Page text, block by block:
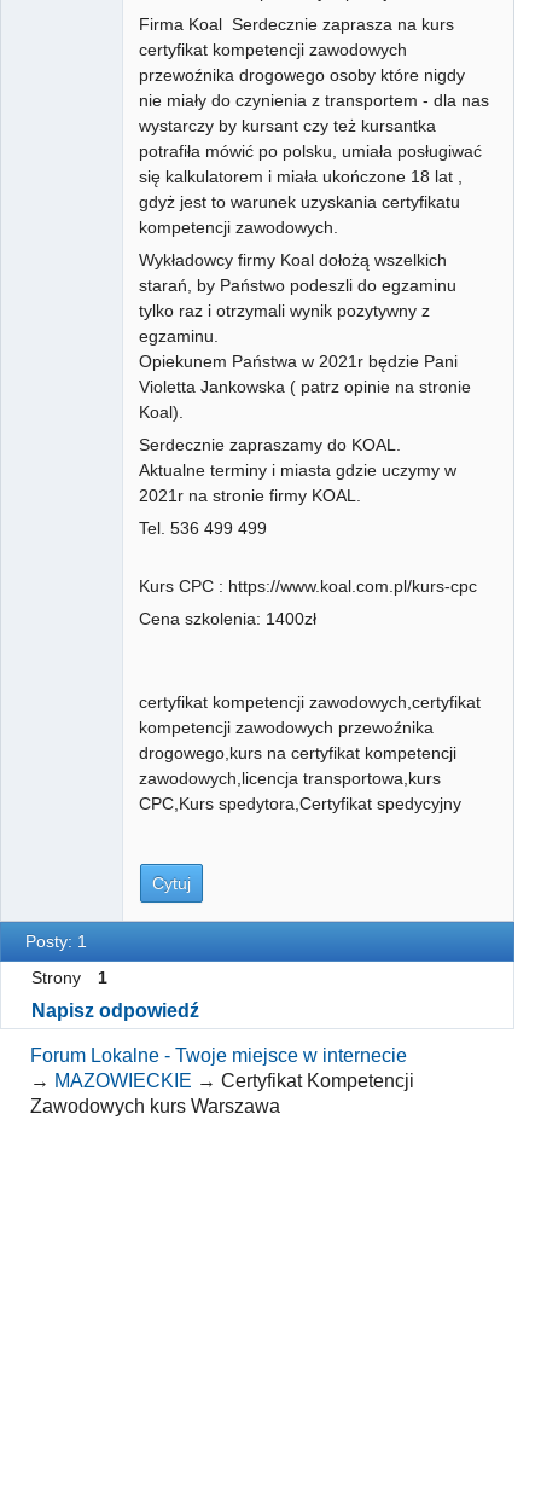
Firma Koal Serdecznie zaprasza na kurs
certyfikat kompetencji zawodowych
przewoźnika drogowego osoby które nigdy
nie miały do czynienia z transportem - dla nas
wystarczy by kursant czy też kursantka
potrafiła mówić po polsku, umiała posługiwać
się kalkulatorem i miała ukończone 18 lat ,
gdyż jest to warunek uzyskania certyfikatu
kompetencji zawodowych.
Wykładowcy firmy Koal dołożą wszelkich
starań, by Państwo podeszli do egzaminu
tylko raz i otrzymali wynik pozytywny z
egzaminu.
Opiekunem Państwa w 2021r będzie Pani
Violetta Jankowska ( patrz opinie na stronie
Koal).
Serdecznie zapraszamy do KOAL.
Aktualne terminy i miasta gdzie uczymy w
2021r na stronie firmy KOAL.
Tel. 536 499 499
Kurs CPC : https://www.koal.com.pl/kurs-cpc
Cena szkolenia: 1400zł
certyfikat kompetencji zawodowych,certyfikat
kompetencji zawodowych przewoźnika
drogowego,kurs na certyfikat kompetencji
zawodowych,licencja transportowa,kurs
CPC,Kurs spedytora,Certyfikat spedycyjny
Cytuj
Posty: 1
Strony
1
Napisz odpowiedź
Forum Lokalne - Twoje miejsce w internecie
→ MAZOWIECKIE →Certyfikat Kompetencji
Zawodowych kurs Warszawa